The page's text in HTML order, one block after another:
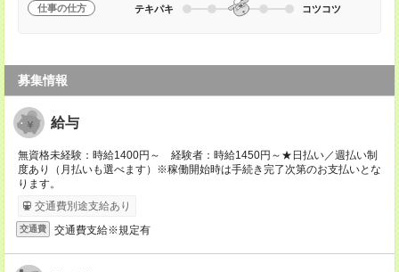
仕事の仕方 テキパキ コツコツ
募集情報
給与
無資格未経験：時給1400円～ 経験者：時給1450円～★日払い／週払い制
度あり（月払いも選べます）※稼働開始時は手続き完了次第のお支払いとな
ります。
交通費別途支給あり
交通費 交通費支給※規定有